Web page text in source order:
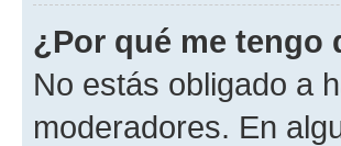
¿Por qué me tengo
No estás obligado a
moderadores. En